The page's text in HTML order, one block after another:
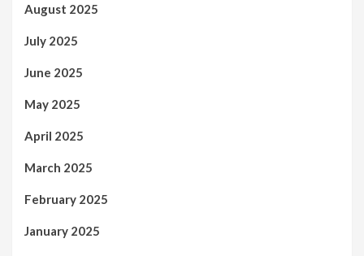
August 2025
July 2025
June 2025
May 2025
April 2025
March 2025
February 2025
January 2025